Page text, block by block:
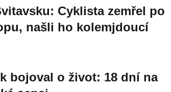
Cyklista zemřel po
našli ho kolemjdoucí
bojoval o život: 18 dní na